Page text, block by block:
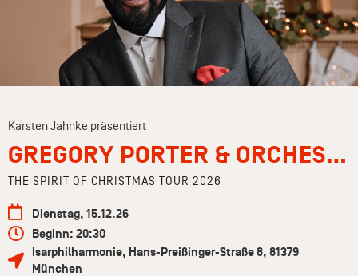
Karsten Jahnke präsentiert
GREGORY PORTER & ORCHESTRA
THE SPIRIT OF CHRISTMAS TOUR 2026
Dienstag, 15.12.26
Beginn: 20:30
Isarphilharmonie, Hans-Preißinger-Straße 8, 81379
München